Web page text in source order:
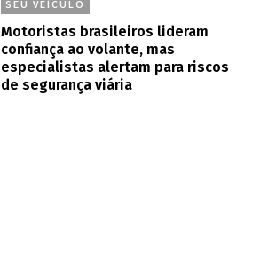
SEU VEÍCULO
Motoristas brasileiros lideram
confiança ao volante, mas
especialistas alertam para riscos
de segurança viária